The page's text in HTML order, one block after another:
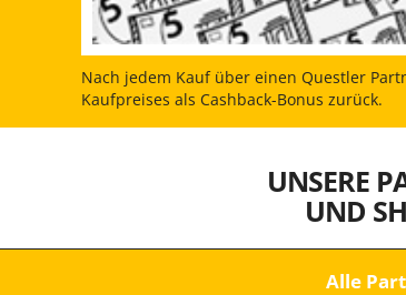
Nach jedem Kauf über einen Questler
Kaufpreises als Cashback-Bonus zurück.
UNSERE
UND
Alle